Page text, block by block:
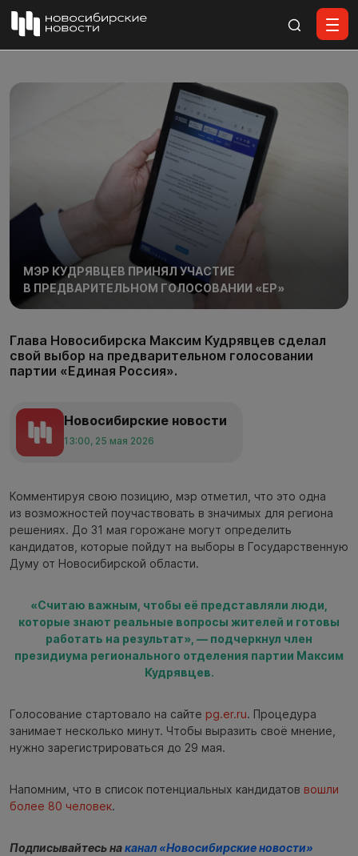
МЭР КУДРЯВЦЕВ ПРИНЯЛ УЧАСТИЕ
В ПРЕДВАРИТЕЛЬНОМ ГОЛОСОВАНИИ «ЕР»
Глава Новосибирска Максим Кудрявцев сделал
свой выбор на предварительном голосовании
партии «Единая Россия».
Новосибирские новости
13:00, 25 мая 2026
Комментируя свою позицию, мэр отметил, что это одна
из возможностей поучаствовать в значимых для региона
решениях. До 31 мая горожане могут определить
кандидатов, которые пойдут на выборы в Государственную
Думу от Новосибирской области.
«Считаю важным, чтобы её представляли люди,
которые знают реальные вопросы жителей и готовы
работать на результат», — подчеркнул член
президиума регионального отделения партии Максим
Кудрявцев.
Голосование стартовало на сайте pg.er.ru. Процедура
занимает несколько минут. Чтобы выразить своё мнение,
нужно зарегистрироваться до 29 мая.
Напомним, что в список потенциальных кандидатов вошли
более 80 человек.
Подписывайтесь наканал «Новосибирские новости»